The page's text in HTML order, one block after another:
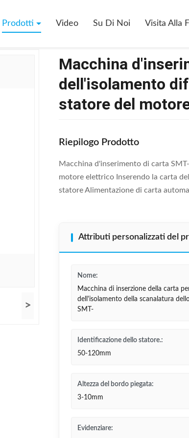
Prodotti Video Su Di Noi Visita Alla
>
Macchina
dell'isolamento
statore del
Riepilogo Prodotto
Macchina d'inserimento di carta
motore elettrico Inserendo la carta
statore Alimentazione di carta
Attributi personalizzati del
Nome:
Macchina di inserzione della carta
dell'isolamento della scanalatura
SMT-
Identificazione dello statore.:
50-120mm
Altezza del bordo piegata:
3-10mm
Evidenziare: